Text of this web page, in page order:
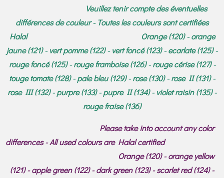
Veuillez tenir compte des éventuelles
différences de couleur - Toutes les couleurs sont certifiées
Halal Orange (120) - orange
jaune (121) - vert pomme (122) - vert foncé (123) - ecarlate (125) -
rouge foncé (125) - rouge framboise (126) - rouge cérise (127) -
touge tomate (128) - pale bleu (129) - rose (130) - rose II (131) -
rose III (132) - purpre (133) - pupre II (134) - violet raisin (135) -
rouge fraise (136)
Please take into account any color
differences - All used colours are Halal certified
Orange (120) - orange yellow
(121) - apple green (122) - dark green (123) - scarlet red (124) -